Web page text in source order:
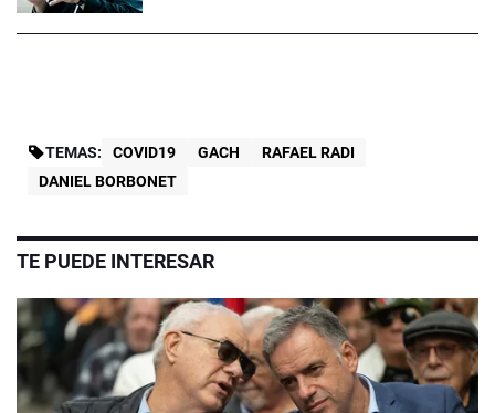
TEMAS: COVID19 GACH
RAFAEL RADI
DANIEL BORBONET
TE PUEDE INTERESAR